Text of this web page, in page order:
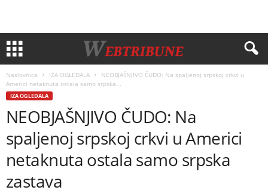
Naslovnica IZA OGLEDALA
NEOBJAŠNJIVO ČUDO: Na spaljenoj srpskoj crkvi u
Americi netaknuta ostala samo srpska...
IZA OGLEDALA
NEOBJAŠNJIVO ČUDO: Na
spaljenoj srpskoj crkvi u Americi
netaknuta ostala samo srpska
zastava